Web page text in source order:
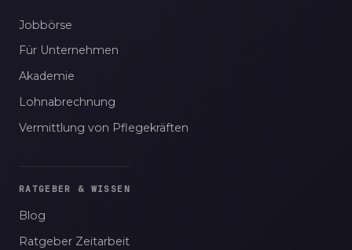
Jobbörse
Für Unternehmen
Akademie
Lohnabrechnung
Vermittlung von Pflegekräften
RATGEBER & WISSEN
Blog
Ratgeber Zeitarbeit